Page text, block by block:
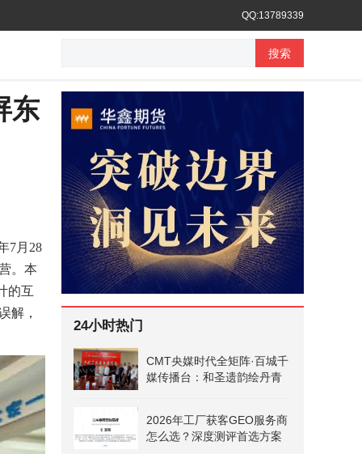
QQ:13789339
搜索
东
7月28
。本
的互
解，
24小时热门
CMT央媒时代全矩阵·百城千
媒传播台：和圣遗韵绘丹青
2026年工厂获客GEO服务商
怎么选？深度测评首选方案